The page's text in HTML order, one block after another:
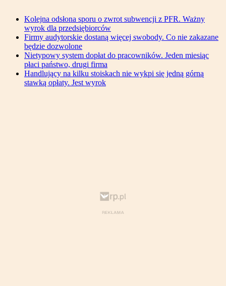
Kolejna odsłona sporu o zwrot subwencji z PFR. Ważny
wyrok dla przedsiębiorców
Firmy audytorskie dostaną więcej swobody. Co nie zakazane
będzie dozwolone
Nietypowy system dopłat do pracowników. Jeden miesiąc
płaci państwo, drugi firma
Handlujący na kilku stoiskach nie wykpi się jedną górną
stawką opłaty. Jest wyrok